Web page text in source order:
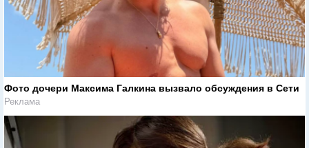
Фото дочери Максима Галкина вызвало обсуждения в Сети
Реклама